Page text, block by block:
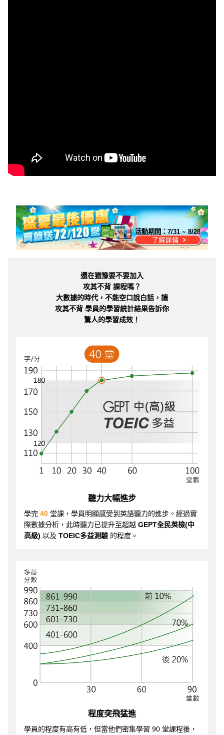
活動期間：7/31 ~ 8/28
還在猶豫要不要加入
攻其不背 課程嗎？
大數據的時代，不能空口說白話，讓
攻其不背 學員的學習統計結果告訴你
驚人的學習成效！
聽力大幅進步
學完 40 堂課，學員明顯感受到英語聽力的進步。經過實
際數據分析，此時聽力已提升至超越 GEPT全民英檢(中
高級) 以及 TOEIC多益測驗 的程度。
程度突飛猛進
學員的程度有高有低，但當他們密集學習 90 堂課程後，